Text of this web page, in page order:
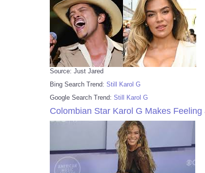
Source: Just Jared
Bing Search Trend: Still Karol G
Google Search Trend: Still Karol G
Colombian Star Karol G Makes